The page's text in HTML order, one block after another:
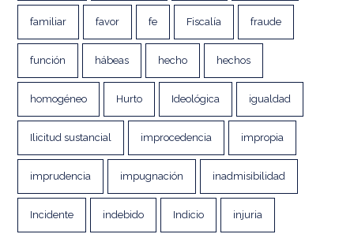
familiar favor fe Fiscalía fraude
función hábeas hecho hechos
homogéneo Hurto Ideológica igualdad
Ilicitud sustancial improcedencia impropia
imprudencia impugnación inadmisibilidad
Incidente indebido Indicio injuria